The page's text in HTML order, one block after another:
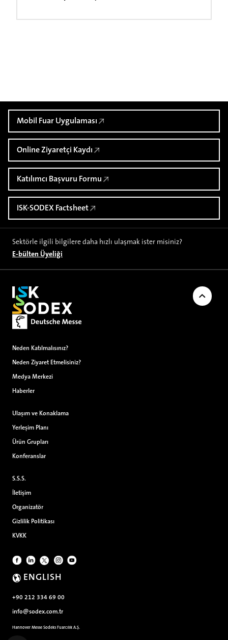
Mobil Fuar Uygulaması
Online Ziyaretçi Kaydı
Katılımcı Başvuru Formu
ISK-SODEX Factsheet
Sektörle ilgili bilgilere daha hızlı ulaşmak ister misiniz?
E-bülten Üyeliği
Neden Katılmalısınız?
Neden Ziyaret Etmelisiniz?
Medya Merkezi
Haberler
Ulaşım ve Konaklama
Yerleşim Planı
Ürün Grupları
Konferanslar
S.S.S.
İletişim
Organizatör
Gizlilik Politikası
KVKK
ENGLISH
+90 212 334 69 00
info@sodex.com.tr
Hannover Messe Sodeks Fuarcılık A.Ş.